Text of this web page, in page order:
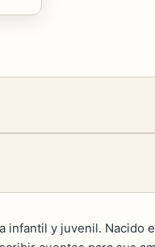
y juvenil. Nacido